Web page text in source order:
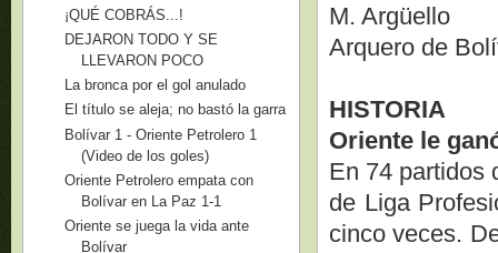
M. Argüello
Arquero de
HISTORIA
Oriente le
En 74 partidos
de Liga
cinco veces.
¡QUÉ COBRÁS...!
DEJARON TODO Y SE
LLEVARON POCO
La bronca por el gol anulado
El título se aleja; no bastó la garra
Bolívar 1 - Oriente Petrolero 1
(Video de los goles)
Oriente Petrolero empata con
Bolívar en La Paz 1-1
Oriente se juega la vida ante
Bolívar